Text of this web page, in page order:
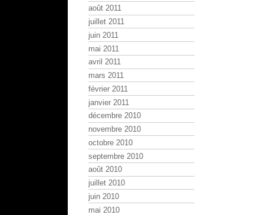
août 2011
juillet 2011
juin 2011
mai 2011
avril 2011
mars 2011
février 2011
janvier 2011
décembre 2010
novembre 2010
octobre 2010
septembre 2010
août 2010
juillet 2010
juin 2010
mai 2010